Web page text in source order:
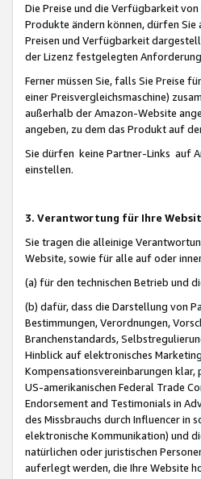
Die Preise und die Verfügbarkeit
Produkte ändern können, dürfen Sie
Preisen und Verfügbarkeit
der Lizenz festgelegten
Ferner müssen Sie, falls Sie Preise
einer Preisvergleichsmaschine)
außerhalb der Amazon-Website
angeben, zu dem das Produkt auf
Sie dürfen keine Partner-Links auf
einstellen.
3. Verantwortung für Ihre
Sie tragen die alleinige
Website, sowie für alle auf oder
(a) für den technischen Betrieb und
(b) dafür, dass die Darstellung von
Bestimmungen, Verordnungen,
Branchenstandards,
Hinblick auf elektronisches
Kompensationsvereinbarungen
US-amerikanischen Federal Trade
Endorsement and Testimonials in
des Missbrauchs durch Influencer
elektronische Kommunikation) und
natürlichen oder juristischen
auferlegt werden, die Ihre Website